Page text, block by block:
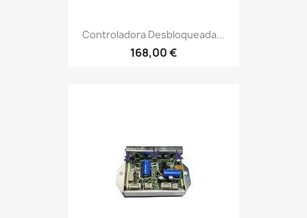
Controladora Desbloqueada...
168,00 €